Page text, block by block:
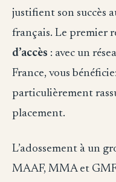
justifient son succès
français. Le premier
d’accès : avec un
France, vous
particulièrement
placement.
L’adossement à un
MAAF, MMA et